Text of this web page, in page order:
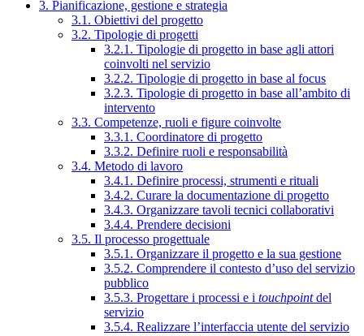
3. Pianificazione, gestione e strategia
3.1. Obiettivi del progetto
3.2. Tipologie di progetti
3.2.1. Tipologie di progetto in base agli attori
coinvolti nel servizio
3.2.2. Tipologie di progetto in base al focus
3.2.3. Tipologie di progetto in base all’ambito di
intervento
3.3. Competenze, ruoli e figure coinvolte
3.3.1. Coordinatore di progetto
3.3.2. Definire ruoli e responsabilità
3.4. Metodo di lavoro
3.4.1. Definire processi, strumenti e rituali
3.4.2. Curare la documentazione di progetto
3.4.3. Organizzare tavoli tecnici collaborativi
3.4.4. Prendere decisioni
3.5. Il processo progettuale
3.5.1. Organizzare il progetto e la sua gestione
3.5.2. Comprendere il contesto d’uso del servizio
pubblico
3.5.3. Progettare i processi e i touchpointdel
servizio
3.5.4. Realizzare l’interfaccia utente del servizio